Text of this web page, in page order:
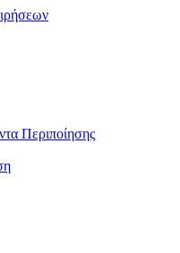
Περιποίησης